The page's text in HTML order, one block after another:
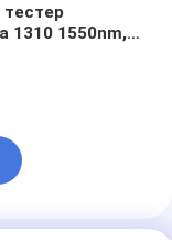
1310 1550nm,